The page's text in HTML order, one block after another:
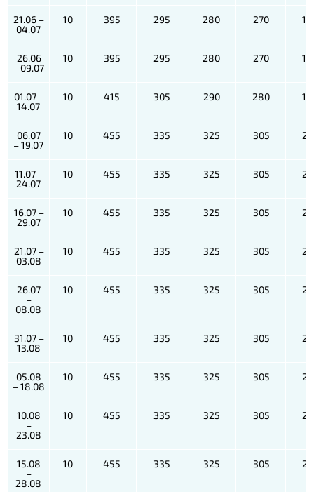
21.06 –
04.07
10 395 295 280 270
26.06
– 09.07
10 395 295 280 270
01.07 –
14.07
10 415 305 290 280
06.07
– 19.07
10 455 335 325 305
11.07 –
24.07
10 455 335 325 305
16.07 –
29.07
10 455 335 325 305
21.07 –
03.08
10 455 335 325 305
26.07
–
08.08
10 455 335 325 305
31.07 –
13.08
10 455 335 325 305
05.08
– 18.08
10 455 335 325 305
10.08
–
23.08
10 455 335 325 305
15.08
–
28.08
10 455 335 325 305